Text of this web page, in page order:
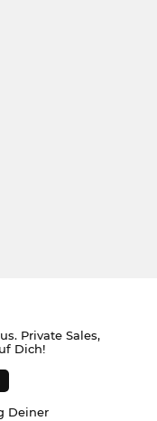
Private Sales,
Dich!
Deiner